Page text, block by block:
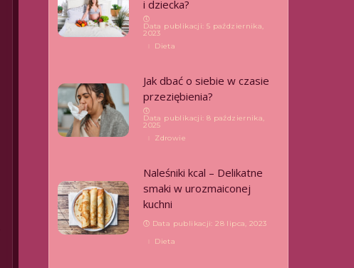
i dziecka?
Data publikacji: 5 października,
2023
Dieta
Jak dbać o siebie w czasie
przeziębienia?
Data publikacji: 8 października,
2025
Zdrowie
Naleśniki kcal – Delikatne
smaki w urozmaiconej
kuchni
Data publikacji: 28 lipca, 2023
Dieta